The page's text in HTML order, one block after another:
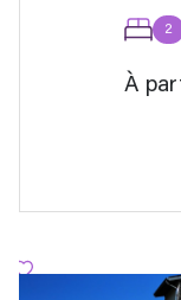
2
À